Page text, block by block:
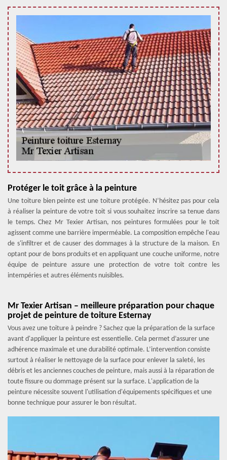
Protéger le toit grâce à la peinture
Une toiture bien peinte est une toiture protégée. N’hésitez pas pour cela
à réaliser la peinture de votre toit si vous souhaitez inscrire sa tenue dans
le temps. Chez Mr Texier Artisan, nos peintures formulées pour le toit
agissent comme une barrière imperméable. La composition empêche l'eau
de s'infiltrer et de causer des dommages à la structure de la maison. En
optant pour de bons produits et en appliquant une couche uniforme, notre
équipe de peinture assure une protection de votre toit contre les
intempéries et autres éléments nuisibles.
Mr Texier Artisan – meilleure préparation pour chaque
projet de peinture de toiture Esternay
Vous avez une toiture à peindre ? Sachez que la préparation de la surface
avant d'appliquer la peinture est essentielle. Cela permet d’assurer une
adhérence maximale et une durabilité optimale. L’intervention consiste
surtout à réaliser le nettoyage de la surface pour enlever la saleté, les
débris et les anciennes couches de peinture, mais aussi à la réparation de
toute fissure ou dommage présent sur la surface. L'application de la
peinture nécessite souvent l'utilisation d'équipements spécifiques et une
bonne technique pour assurer le bon résultat.